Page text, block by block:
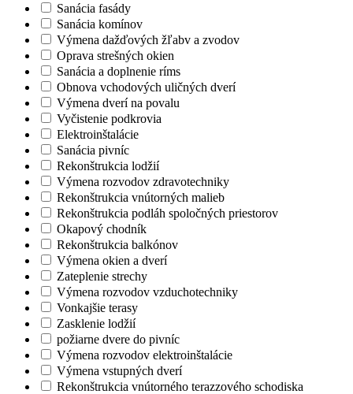
Sanácia fasády
Sanácia komínov
Výmena dažďových žľabv a zvodov
Oprava strešných okien
Sanácia a doplnenie ríms
Obnova vchodových uličných dverí
Výmena dverí na povalu
Vyčistenie podkrovia
Elektroinštalácie
Sanácia pivníc
Rekonštrukcia lodžií
Výmena rozvodov zdravotechniky
Rekonštrukcia vnútorných malieb
Rekonštrukcia podláh spoločných priestorov
Okapový chodník
Rekonštrukcia balkónov
Výmena okien a dverí
Zateplenie strechy
Výmena rozvodov vzduchotechniky
Vonkajšie terasy
Zasklenie lodžií
požiarne dvere do pivníc
Výmena rozvodov elektroinštalácie
Výmena vstupných dverí
Rekonštrukcia vnútorného terazzového schodiska